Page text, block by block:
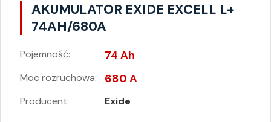
AKUMULATOR EXIDE EXCELL L+
74AH/680A
Pojemność: 74 Ah
Moc rozruchowa: 680 A
Producent: Exide